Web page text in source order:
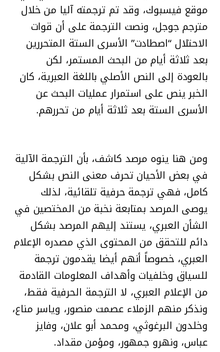
موقع فيسبوك، وقد تم ترجمته آليا من خلال
مترجم جوجل، ونصت الترجمة على أن قوات
الاحتلال “اصطادت” الأسرى الستة المتحررين
بعد ثلاثة أيام من البحث المستمر، لكن
بالعودة إلى النص الأصلي باللغة العبرية، كان
الخبر ينص على استمرار عمليات البحث عن
الأسرى الستة بعد ثلاثة أيام من تحررهم.
ومن هنا ينوه مرصد كاشف، بأن الترجمة الآلية
في بعض الأحيان تحرف معنى النص بشكل
كامل، فهي ترجمة حرفية تلقائية، لذلك
يوصى المرصد بمتابعة نخبة من المختصين في
الشأن العبري، يستند إليهم المرصد بشكل
دائم للتحقق من المحتوى الذي مصدره الإعلام
العبري، خصوصاً أنهم أيضا يقدمون ترجمة
للسياق وخلفيات وأهداف المعلومات القادمة
من الإعلام العبري، لا الترجمة الحرفية فقط،
ونذكر منهم الزملاء عصمت منصور، وياسر مناع،
وخلدون البرغوثي، ومحمد أبو علان، وفايز
عباس، ونهرو جمهور، ومؤمن مقداد.